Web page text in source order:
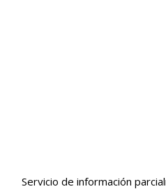
Servicio de información